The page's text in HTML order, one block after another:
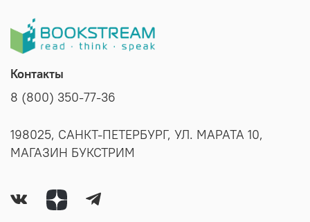
Контакты
8 (800) 350-77-36
198025, САНКТ-ПЕТЕРБУРГ, УЛ. МАРАТА 10,
МАГАЗИН БУКСТРИМ